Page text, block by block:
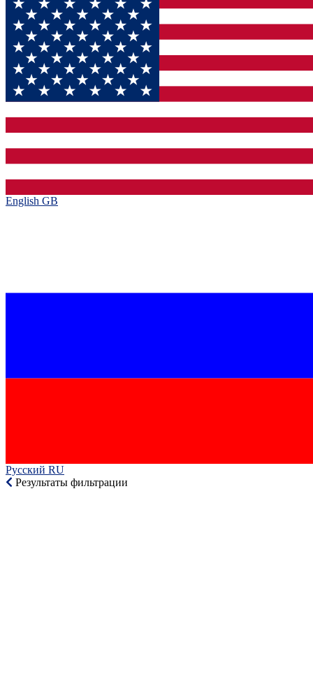
English GB‎
Русский RU‎
Результаты фильтрации